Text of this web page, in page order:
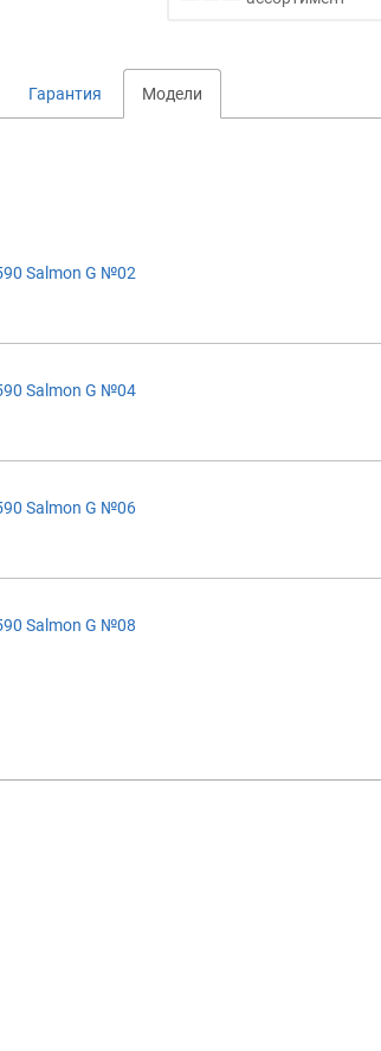
Гарантия Модели
Salmon G №02
Salmon G №04
Salmon G №06
Salmon G №08